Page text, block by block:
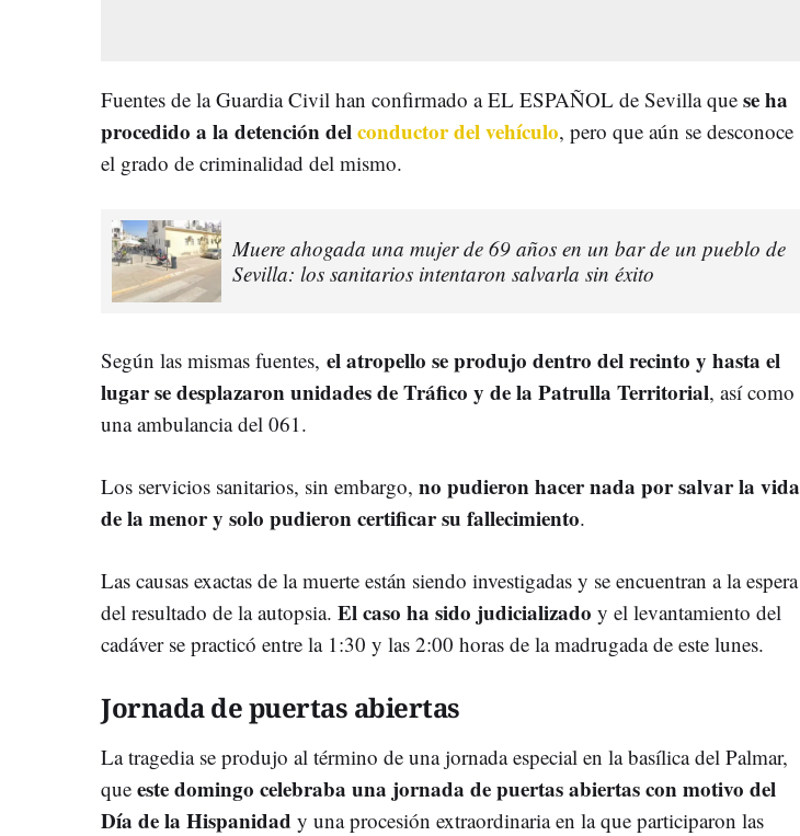
Fuentes de la Guardia Civil han confirmado a EL ESPAÑOL de Sevilla que se ha
procedido a la detención delconductor del vehículo, pero que aún se desconoce
el grado de criminalidad del mismo.
Muere ahogada una mujer de 69 años en un bar de un pueblo de
Sevilla: los sanitarios intentaron salvarla sin éxito
Según las mismas fuentes, el atropello se produjo dentro del recinto y hasta el
lugar se desplazaron unidades de Tráfico y de la Patrulla Territorial, así como
una ambulancia del 061.
Los servicios sanitarios, sin embargo, no pudieron hacer nada por salvar la vida
de la menor y solo pudieron certificar su fallecimiento.
Las causas exactas de la muerte están siendo investigadas y se encuentran a la espera
del resultado de la autopsia. El caso ha sido judicializado y el levantamiento del
cadáver se practicó entre la 1:30 y las 2:00 horas de la madrugada de este lunes.
Jornada de puertas abiertas
La tragedia se produjo al término de una jornada especial en la basílica del Palmar,
que este domingo celebraba una jornada de puertas abiertas con motivo del
Día de la Hispanidad y una procesión extraordinaria en la que participaron las